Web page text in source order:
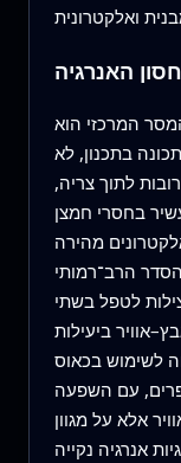
האנרגיה
המרכזי הוא
בתכנון, לא
לתוך צריה,
בחסרי חמצן
מהירה
הרב־רמותי
לטפל בשתי
ביעילות
לשימוש בכאוס
עם השפעה
אלא על מגוון